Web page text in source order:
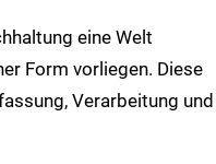
eine Welt
Form vorliegen. Diese
Verarbeitung und